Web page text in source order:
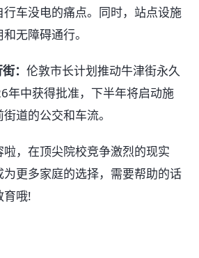
车没电的痛点。同时，站点设施
无障碍通行。
： 伦敦市长计划推动牛津街永久
年中获得批准，下半年将启动施
道的公交和车流。
，在顶尖院校竞争激烈的现实
更多家庭的选择，需要帮助的话
育哦!